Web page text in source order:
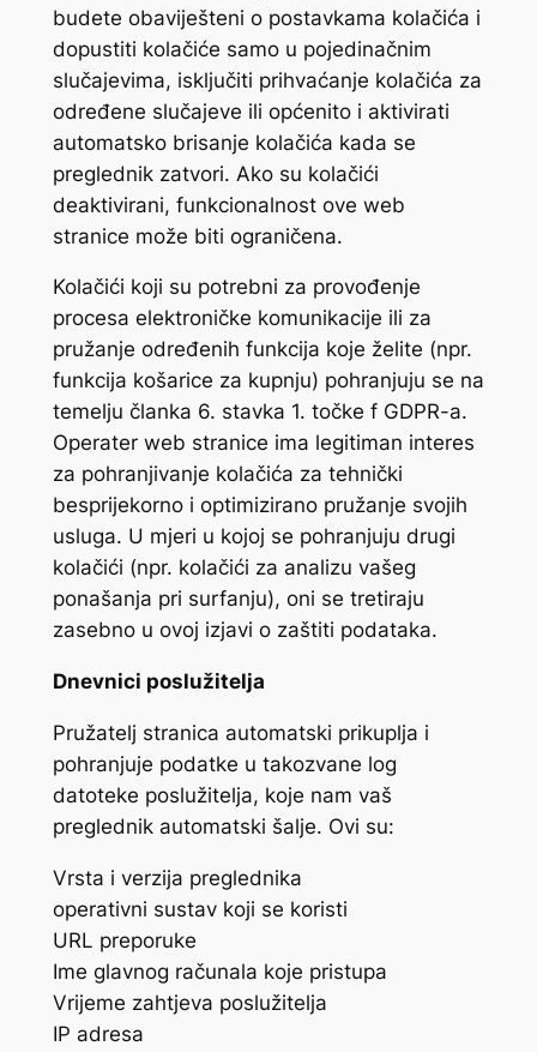
budete obaviješteni o postavkama kolačića i
dopustiti kolačiće samo u pojedinačnim
slučajevima, isključiti prihvaćanje kolačića za
određene slučajeve ili općenito i aktivirati
automatsko brisanje kolačića kada se
preglednik zatvori. Ako su kolačići
deaktivirani, funkcionalnost ove web
stranice može biti ograničena.
Kolačići koji su potrebni za provođenje
procesa elektroničke komunikacije ili za
pružanje određenih funkcija koje želite (npr.
funkcija košarice za kupnju) pohranjuju se na
temelju članka 6. stavka 1. točke f GDPR-a.
Operater web stranice ima legitiman interes
za pohranjivanje kolačića za tehnički
besprijekorno i optimizirano pružanje svojih
usluga. U mjeri u kojoj se pohranjuju drugi
kolačići (npr. kolačići za analizu vašeg
ponašanja pri surfanju), oni se tretiraju
zasebno u ovoj izjavi o zaštiti podataka.
Dnevnici poslužitelja
Pružatelj stranica automatski prikuplja i
pohranjuje podatke u takozvane log
datoteke poslužitelja, koje nam vaš
preglednik automatski šalje. Ovi su:
Vrsta i verzija preglednika
operativni sustav koji se koristi
URL preporuke
Ime glavnog računala koje pristupa
Vrijeme zahtjeva poslužitelja
IP adresa